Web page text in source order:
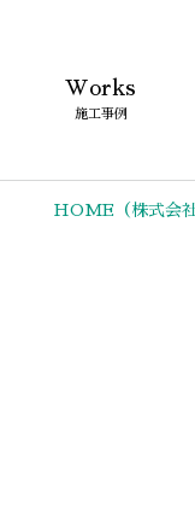
Works
施工事例
HOME （株式会